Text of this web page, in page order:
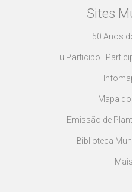
Sites
50 Anos
Eu Participo |
Mapa
Emissão de
Biblioteca